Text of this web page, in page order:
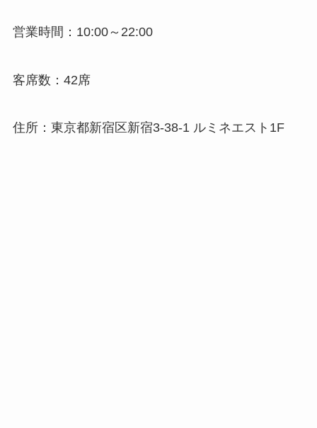
営業時間：10:00～22:00
客席数：42席
住所：東京都新宿区新宿3-38-1 ルミネエスト1F